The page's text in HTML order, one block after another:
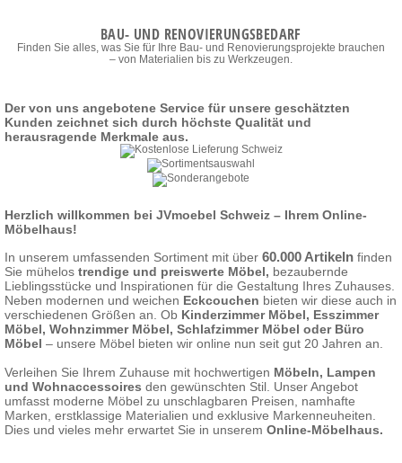
BAU- UND RENOVIERUNGSBEDARF
Finden Sie alles, was Sie für Ihre Bau- und Renovierungsprojekte brauchen
– von Materialien bis zu Werkzeugen.
Der von uns angebotene Service für unsere geschätzten
Kunden zeichnet sich durch höchste Qualität und
herausragende Merkmale aus.
Herzlich willkommen bei JVmoebel Schweiz – Ihrem Online-
Möbelhaus!
In unserem umfassenden Sortiment mit über 60.000 Artikeln finden
Sie mühelos trendige und preiswerte Möbel, bezaubernde
Lieblingsstücke und Inspirationen für die Gestaltung Ihres Zuhauses.
Neben modernen und weichen Eckcouchen bieten wir diese auch in
verschiedenen Größen an. Ob Kinderzimmer Möbel, Esszimmer
Möbel, Wohnzimmer Möbel, Schlafzimmer Möbel oder Büro
Möbel – unsere Möbel bieten wir online nun seit gut 20 Jahren an.
Verleihen Sie Ihrem Zuhause mit hochwertigen Möbeln, Lampen
und Wohnaccessoires den gewünschten Stil. Unser Angebot
umfasst moderne Möbel zu unschlagbaren Preisen, namhafte
Marken, erstklassige Materialien und exklusive Markenneuheiten.
Dies und vieles mehr erwartet Sie in unserem Online-Möbelhaus.